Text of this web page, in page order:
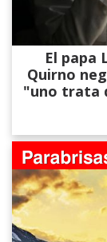
El papa
Quirno
"uno trata